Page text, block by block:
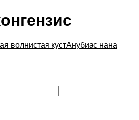
волнистая кустАнубиас нана